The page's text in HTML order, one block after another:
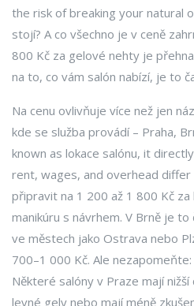
the risk of breaking your natural
stojí? A co všechno je v ceně
800 Kč za gelové nehty je
na to, co vám salón nabízí, je to
Na cenu ovlivňuje více než jen
kde se služba provádí – Praha,
known as lokace salónu, it
rent, wages, and overhead differ
připravit na 1 200 až 1 800 Kč
manikúru s návrhem. V Brně je
ve městech jako Ostrava nebo
700–1 000 Kč. Ale
Některé salóny v Praze mají
levné gely nebo mají méně